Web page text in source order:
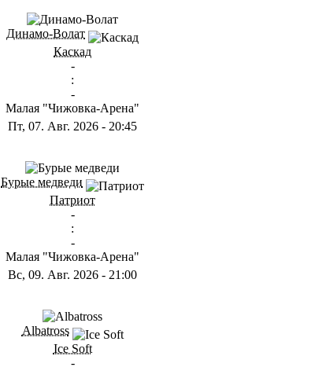
Динамо-Волат
Каскад
-
:
-
Малая "Чижовка-Арена"
Пт, 07. Авг. 2026 - 20:45
Бурые медведи
Патриот
-
:
-
Малая "Чижовка-Арена"
Вс, 09. Авг. 2026 - 21:00
Albatross
Ice Soft
-